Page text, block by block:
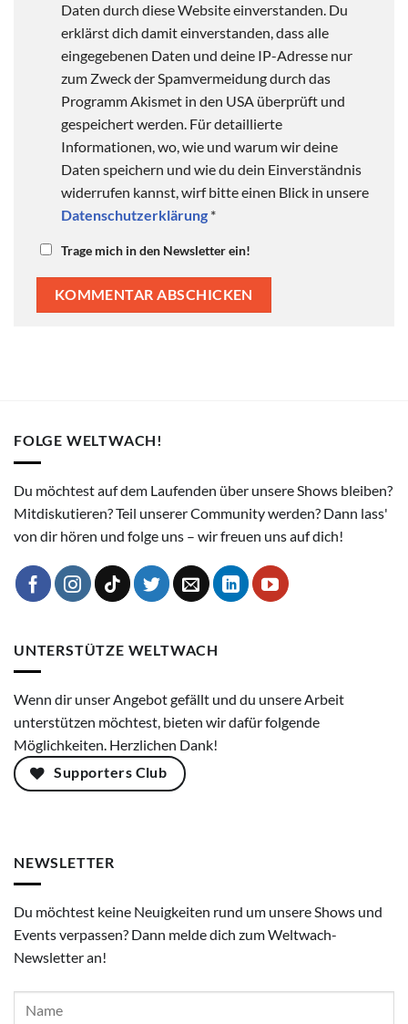
Daten durch diese Website einverstanden. Du
erklärst dich damit einverstanden, dass alle
eingegebenen Daten und deine IP-Adresse nur
zum Zweck der Spamvermeidung durch das
Programm Akismet in den USA überprüft und
gespeichert werden. Für detaillierte
Informationen, wo, wie und warum wir deine
Daten speichern und wie du dein Einverständnis
widerrufen kannst, wirf bitte einen Blick in unsere
Datenschutzerklärung *
Trage mich in den Newsletter ein!
FOLGE WELTWACH!
Du möchtest auf dem Laufenden über unsere Shows bleiben?
Mitdiskutieren? Teil unserer Community werden? Dann lass'
von dir hören und folge uns – wir freuen uns auf dich!
UNTERSTÜTZE WELTWACH
Wenn dir unser Angebot gefällt und du unsere Arbeit
unterstützen möchtest, bieten wir dafür folgende
Möglichkeiten. Herzlichen Dank!
Supporters Club
NEWSLETTER
Du möchtest keine Neuigkeiten rund um unsere Shows und
Events verpassen? Dann melde dich zum Weltwach-
Newsletter an!